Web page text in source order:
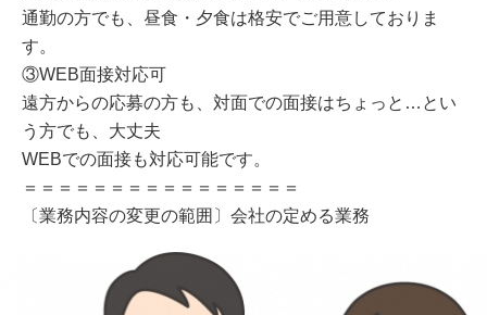
通勤の方でも、昼食・夕食は格安でご用意しておりま
す。
③WEB面接対応可
遠方からの応募の方も、対面での面接はちょっと…とい
う方でも、大丈夫
WEBでの面接も対応可能です。
＝＝＝＝＝＝＝＝＝＝＝＝＝＝＝＝
〔業務内容の変更の範囲〕会社の定める業務